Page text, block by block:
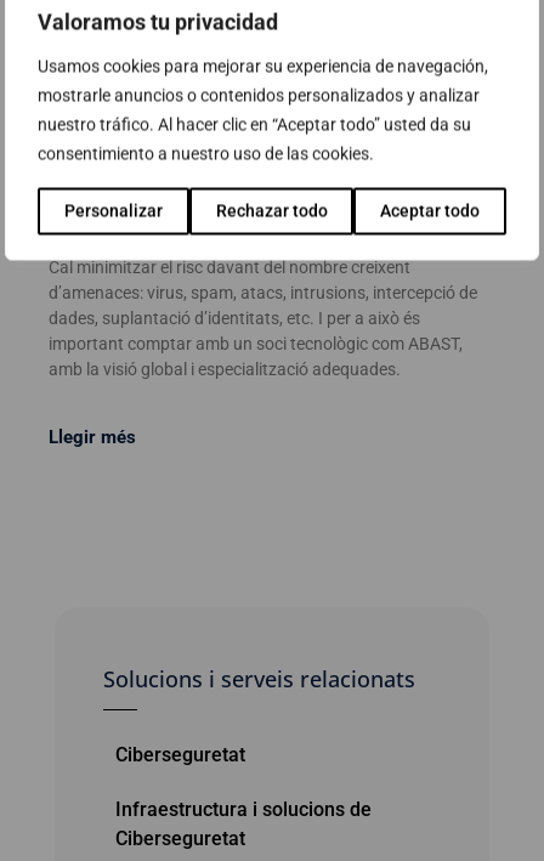
Valoramos tu privacidad
Usamos cookies para mejorar su experiencia de navegación,
mostrarle anuncios o contenidos personalizados y analizar
nuestro tráfico. Al hacer clic en “Aceptar todo” usted da su
consentimiento a nuestro uso de las cookies.
Personalizar Rechazar todo Aceptar todo
Infraestructura i solucions de
Ciberseguretat
Cal minimitzar el risc davant del nombre creixent
d’amenaces: virus, spam, atacs, intrusions, intercepció de
dades, suplantació d’identitats, etc. I per a això és
important comptar amb un soci tecnològic com ABAST,
amb la visió global i especialització adequades.
Llegir més
Solucions i serveis relacionats
Ciberseguretat
Infraestructura i solucions de
Ciberseguretat